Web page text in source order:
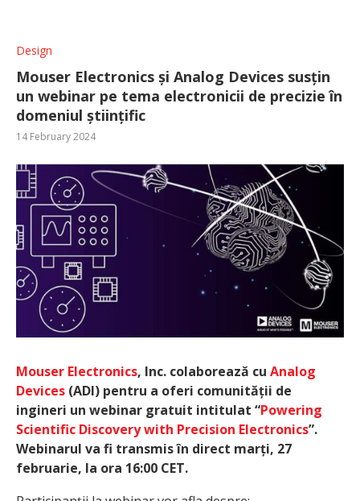
Design
Mouser Electronics și Analog Devices susțin
un webinar pe tema electronicii de precizie în
domeniul științific
14 February 2024
Mouser Electronics, Inc. colaborează cu Analog
Devices (ADI) pentru a oferi comunității de
ingineri un webinar gratuit intitulat “Powering
Scientific Discovery with Precision Electronics”.
Webinarul va fi transmis în direct marți, 27
februarie, la ora 16:00 CET.